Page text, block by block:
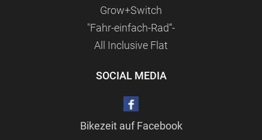
Grow+Switch
"Fahr-einfach-Rad“-
All Inclusive Flat
SOCIAL MEDIA
Bikezeit auf Facebook